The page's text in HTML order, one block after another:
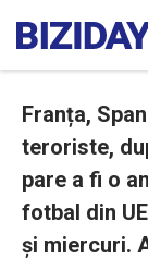
Franța,
teroriste,
pare a fi o
fotbal din
și miercuri.